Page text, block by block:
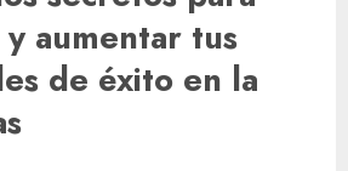
aumentar tus
de éxito en la